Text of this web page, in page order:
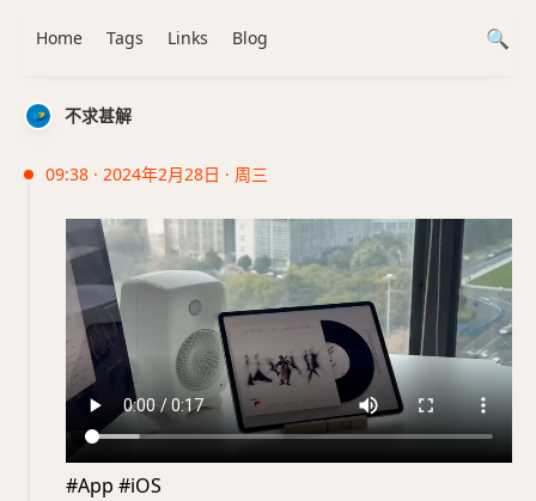
不求甚解
09:38 · 2024年2月28日 · 周三
#App #iOS
Home Tags Links Blog